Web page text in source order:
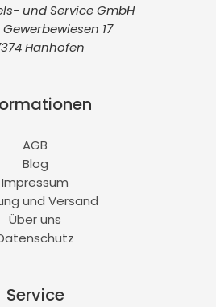
und Service GmbH
17
Hanhofen
AGB
Blog
Impressum
und Versand
Über uns
Service